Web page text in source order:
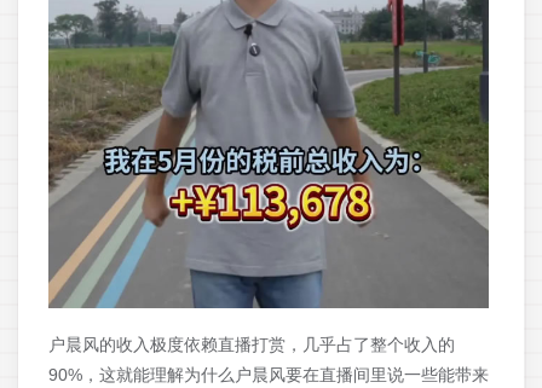
户晨风的收入极度依赖直播打赏，几乎占了整个收入的
90%，这就能理解为什么户晨风要在直播间里说一些能带来